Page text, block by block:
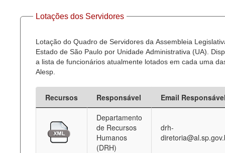
Lotações dos Servidores
Lotação do Quadro de Servidores da Assembleia
Estado de São Paulo por Unidade Administrativa (UA).
a lista de funcionários atualmente lotados em cada uma
Alesp.
Recursos Responsável
Email
Departamento
de Recursos
Humanos
(DRH)
drh-